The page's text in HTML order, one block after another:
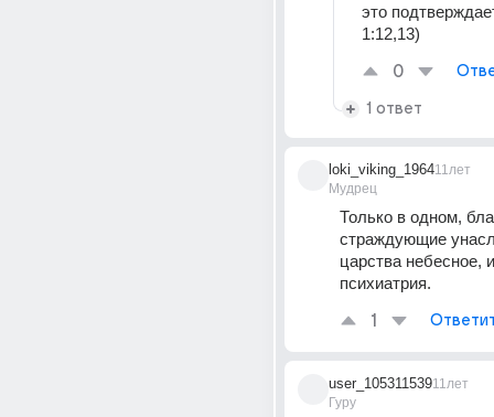
это
1:12,13)
0
1 ответ
loki_viking_1964
Мудрец
11лет
Только в одном,
страждующие
царства небесное,
психиатрия.
1
user_105311539
Гуру
11лет